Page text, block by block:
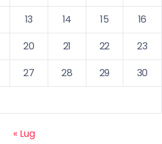
13 14 15
16
20 21 22
23
27 28 29
30
« Lug